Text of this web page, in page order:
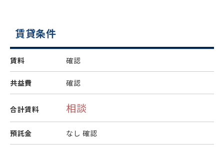
賃貸条件
賃料 確認
共益費 確認
合計賃料 相談
預託金 なし 確認